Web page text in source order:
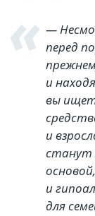
—
перед
и
вы
и
станут
и
для